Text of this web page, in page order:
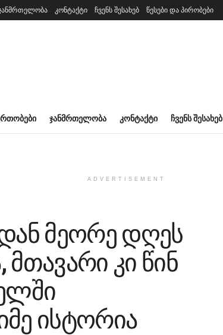
კონტაქტი ჩვენს შესახებ წესები და პირობები
ᲯᲐᲜᲛᲠᲗᲔᲚᲝᲑᲐ ᲙᲝᲜᲢᲐᲥᲢᲘ ᲩᲕᲔᲜᲡ ᲨᲔᲡᲐᲮᲔᲑ
ADVERTISEMENT
მეორე დღეს
კი წინ
ისტორია